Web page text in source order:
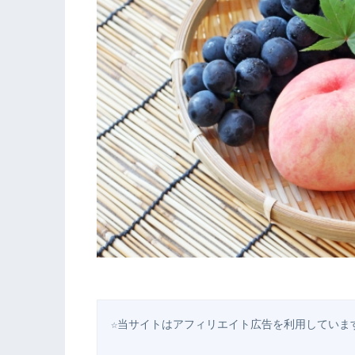
☆当サイトはアフィリエイト広告を利用していま